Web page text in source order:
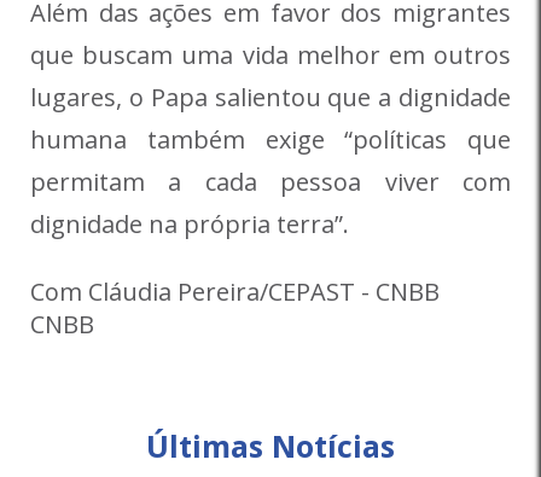
Além das ações em favor dos migrantes
que buscam uma vida melhor em outros
lugares, o Papa salientou que a dignidade
humana também exige “políticas que
permitam a cada pessoa viver com
dignidade na própria terra”.
Com Cláudia Pereira/CEPAST - CNBB
CNBB
Últimas Notícias